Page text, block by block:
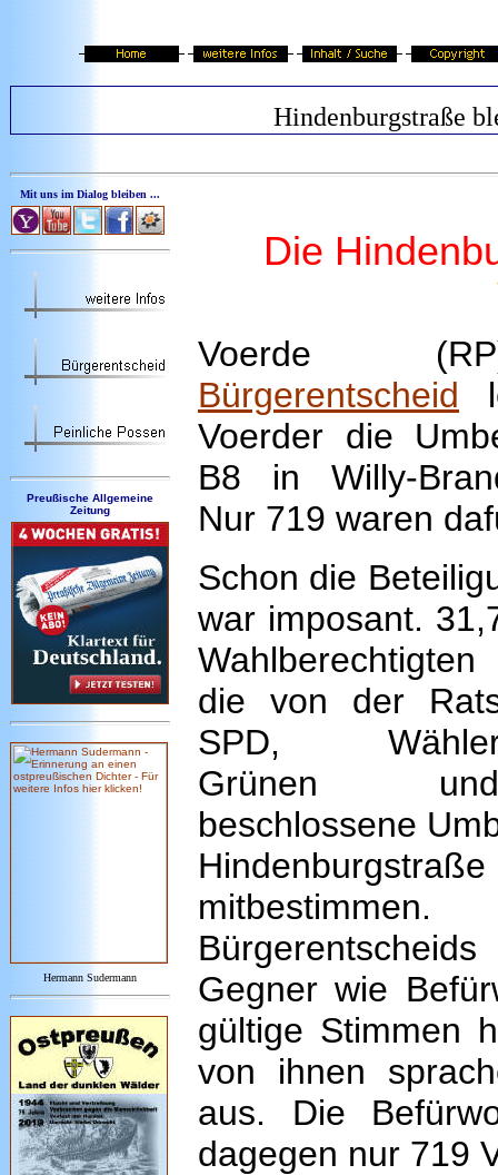
Hindenburgstraße
Mit uns im Dialog bleiben ...
Preußische Allgemeine
Zeitung
Hermann Sudermann
Die
Voerde
Bürgerentscheid
Voerder die
B8 in Willy-
Nur 719 waren
Schon die
war imposant.
die von der
SPD,
Grünen
beschlossene
Hindenburgstraße
Gegner wie
gültige Stimmen
von ihnen
aus. Die
dagegen nur 719